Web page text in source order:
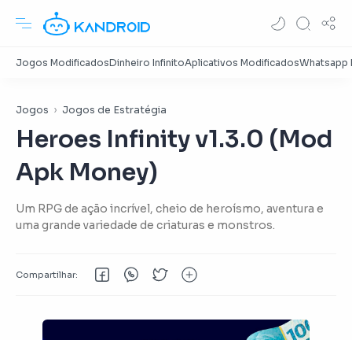
Jogos Jogos de Estratégia
Heroes Infinity v1.3.0 (Mod
Apk Money)
Um RPG de ação incrível, cheio de heroísmo, aventura e
uma grande variedade de criaturas e monstros.